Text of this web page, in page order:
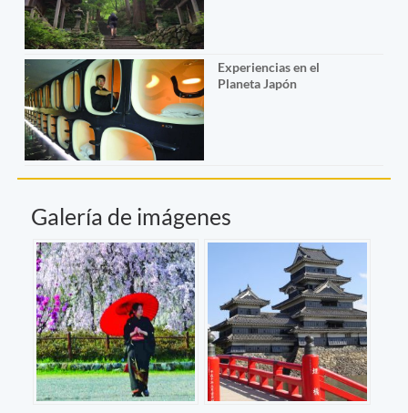
Experiencias en el
Planeta Japón
Galería de imágenes